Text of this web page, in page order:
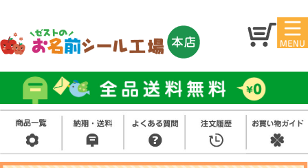
マイ
お名
前シ
アイ
ロン
シー
ル